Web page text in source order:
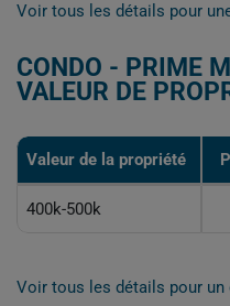
Voir tous les détails pour
CONDO - PRIME
VALEUR DE
Valeur de la propriété
400k-500k
Voir tous les détails pour un